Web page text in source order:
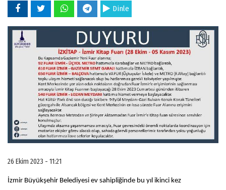
Dinle
26 Ekim 2023 - 11:21
İzmir Büyükşehir Belediyesi ev sahipliğinde bu yıl ikinci kez